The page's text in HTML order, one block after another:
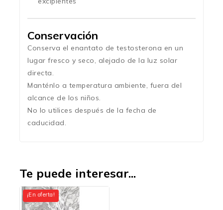
Conservación
Conserva el enantato de testosterona en un
lugar fresco y seco, alejado de la luz solar
directa.
Manténlo a temperatura ambiente, fuera del
alcance de los niños.
No lo utilices después de la fecha de
caducidad.
Te puede interesar...
¡En oferta!